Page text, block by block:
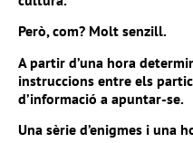
Però, com? Molt senzill.
A partir d’una hora
instruccions entre els
d’informació a apuntar-se.
Una sèrie d’enigmes i una